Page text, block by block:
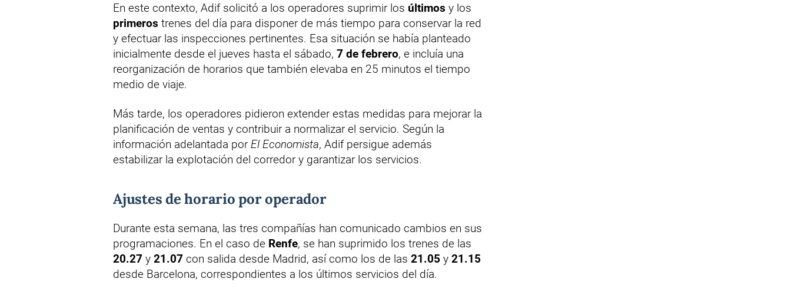
En este contexto, Adif solicitó a los operadores suprimir los últimos y los
primeros trenes del día para disponer de más tiempo para conservar la red
y efectuar las inspecciones pertinentes. Esa situación se había planteado
inicialmente desde el jueves hasta el sábado, 7 de febrero, e incluía una
reorganización de horarios que también elevaba en 25 minutos el tiempo
medio de viaje.
Más tarde, los operadores pidieron extender estas medidas para mejorar la
planificación de ventas y contribuir a normalizar el servicio. Según la
información adelantada por El Economista, Adif persigue además
estabilizar la explotación del corredor y garantizar los servicios.
Ajustes de horario por operador
Durante esta semana, las tres compañías han comunicado cambios en sus
programaciones. En el caso de Renfe, se han suprimido los trenes de las
20.27 y 21.07 con salida desde Madrid, así como los de las 21.05 y 21.15
desde Barcelona, correspondientes a los últimos servicios del día.